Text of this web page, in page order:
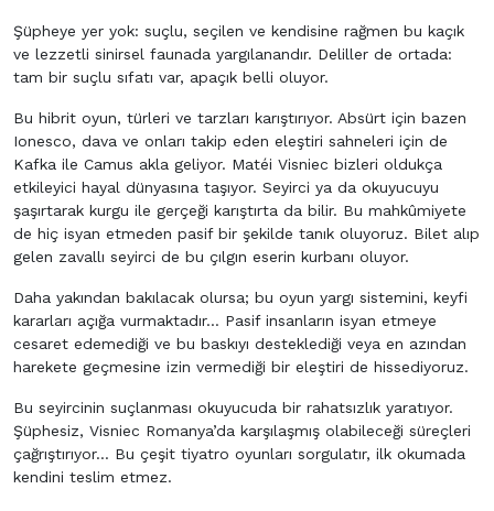
Şüpheye yer yok: suçlu, seçilen ve kendisine rağmen bu kaçık
ve lezzetli sinirsel faunada yargılanandır. Deliller de ortada:
tam bir suçlu sıfatı var, apaçık belli oluyor.
Bu hibrit oyun, türleri ve tarzları karıştırıyor. Absürt için bazen
Ionesco, dava ve onları takip eden eleştiri sahneleri için de
Kafka ile Camus akla geliyor. Matéi Visniec bizleri oldukça
etkileyici hayal dünyasına taşıyor. Seyirci ya da okuyucuyu
şaşırtarak kurgu ile gerçeği karıştırta da bilir. Bu mahkûmiyete
de hiç isyan etmeden pasif bir şekilde tanık oluyoruz. Bilet alıp
gelen zavallı seyirci de bu çılgın eserin kurbanı oluyor.
Daha yakından bakılacak olursa; bu oyun yargı sistemini, keyfi
kararları açığa vurmaktadır… Pasif insanların isyan etmeye
cesaret edemediği ve bu baskıyı desteklediği veya en azından
harekete geçmesine izin vermediği bir eleştiri de hissediyoruz.
Bu seyircinin suçlanması okuyucuda bir rahatsızlık yaratıyor.
Şüphesiz, Visniec Romanya’da karşılaşmış olabileceği süreçleri
çağrıştırıyor… Bu çeşit tiyatro oyunları sorgulatır, ilk okumada
kendini teslim etmez.